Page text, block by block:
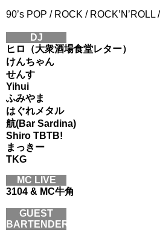
90’s POP / ROCK /
DJ
ヒロ（大衆酒場食堂レター）
けんちゃん
せんす
Yihui
ふみやま
はぐれメタル
航(Bar Sardina)
Shiro TBTB!
まっきー
TKG
MC LIVE
3104 & MC牛角
GUEST
BARTENDER